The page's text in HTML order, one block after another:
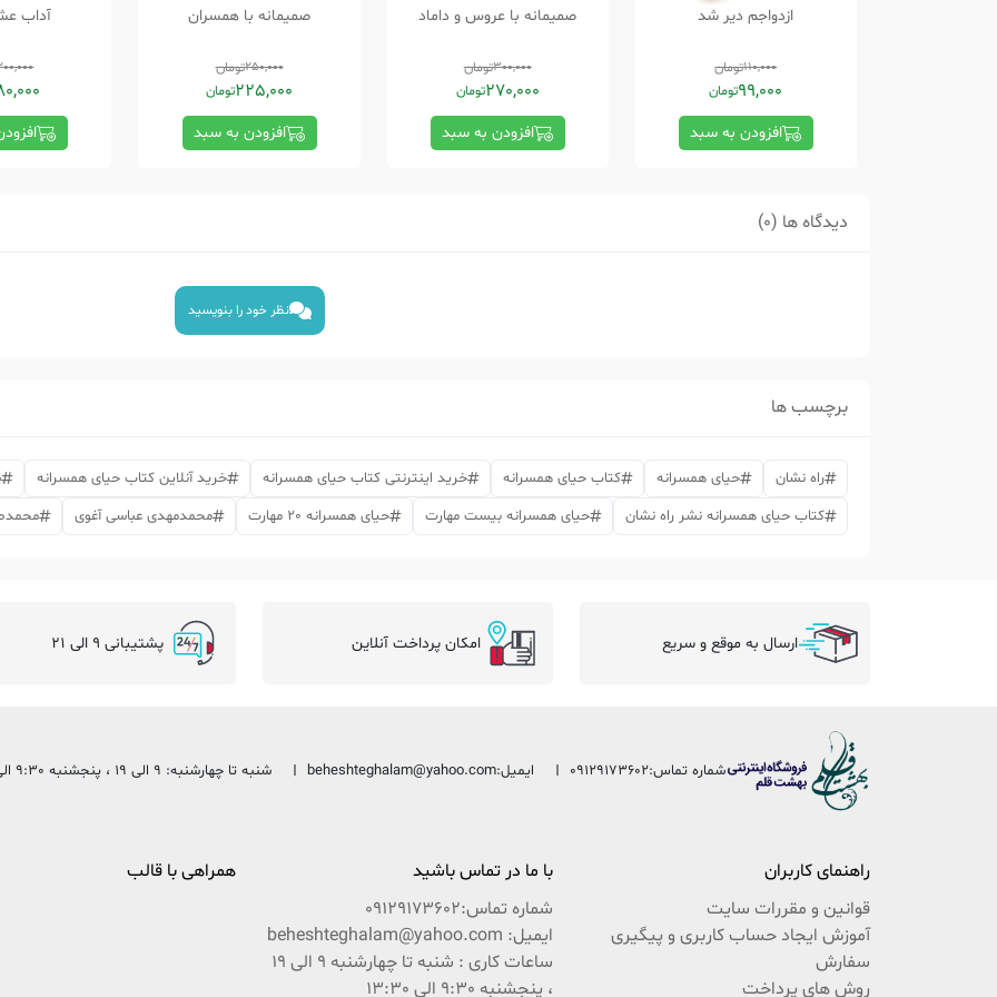
ازدواجم دیر شد
110,000تومان
99,000تومان
افزودن به سبد
صمیمانه با عروس و داماد
300,000تومان
270,000تومان
افزودن به سبد
صمیمانه با همسران
250,000تومان
225,000تومان
افزودن به سبد
آداب
دیدگاه ها (0)
نظر خود را بنویسید
برچسب ها
راه نشان حیای همسرانه کتاب حیای همسرانه خرید اینترنتی کتاب حیای همسرانه خرید آنلاین کتاب حیای همسرانه
کتاب حیای همسرانه نشر راه نشان
حیای همسرانه بیست مهارت حیای همسرانه 20 مهارت محمدمهدی عباسی آغوی
ارسال به موقع و سریع امکان پرداخت آنلاین پشتیبانی 9 الی 21
شماره تماس:09129173602 ایمیل:beheshteghalam@yahoo.com شنبه تا چهارشنبه: 9 الی 19 ، پنجشنبه 9:30 الی 13:30
راهنمای کاربران
قوانین و مقررات سایت
آموزش ایجاد حساب کاربری و پیگیری
سفارش
روش های پرداخت
با ما در تماس باشید
شماره تماس:09129173602
ایمیل: beheshteghalam@yahoo.com
ساعات کاری : شنبه تا چهارشنبه 9 الی 19
، پنجشنبه 9:30 الی 13:30
همراهی با قالب